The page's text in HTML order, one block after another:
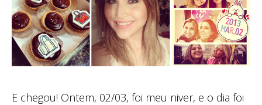
E chegou! Ontem, 02/03, foi meu niver, e o dia foi